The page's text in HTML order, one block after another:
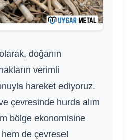
doğanın
verimli
hareket ediyoruz.
çevresinde hurda alım
bölge ekonomisine
de çevresel